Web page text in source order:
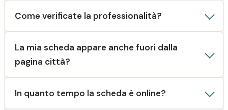
Come verificate la professionalità?
La mia scheda appare anche fuori dalla
pagina città?
In quanto tempo la scheda è online?